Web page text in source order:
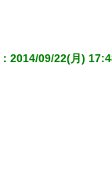
：2014/09/22(月)